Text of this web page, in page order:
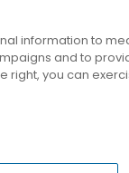
Su 7: Arkadaşlar
information to
and to
right, you can